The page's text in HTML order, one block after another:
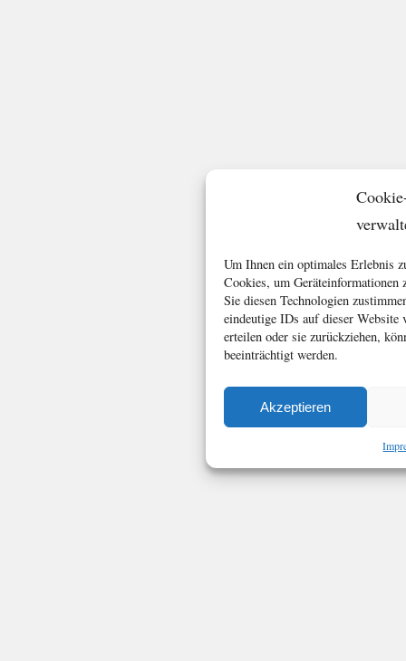
Um Ihnen ein optimales Erlebnis
Cookies, um Geräteinformationen
Sie diesen Technologien
eindeutige IDs auf dieser
erteilen oder sie zurückziehen,
beeinträchtigt werden.
Akzeptieren